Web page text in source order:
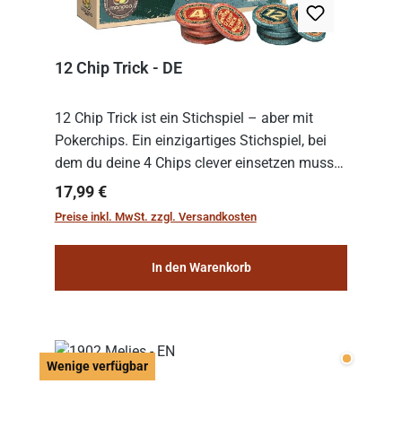
12 Chip Trick - DE
12 Chip Trick ist ein Stichspiel – aber mit
Pokerchips. Ein einzigartiges Stichspiel, bei
dem du deine 4 Chips clever einsetzen musst.
Wer die Chips mit dem höchsten Gesamtwert
hat, gewinnt die Runde. Aber Vorsicht: D...
Regulärer Preis:
17,99 €
Preise inkl. MwSt. zzgl. Versandkosten
In den Warenkorb
Wenige verfügbar Wenige